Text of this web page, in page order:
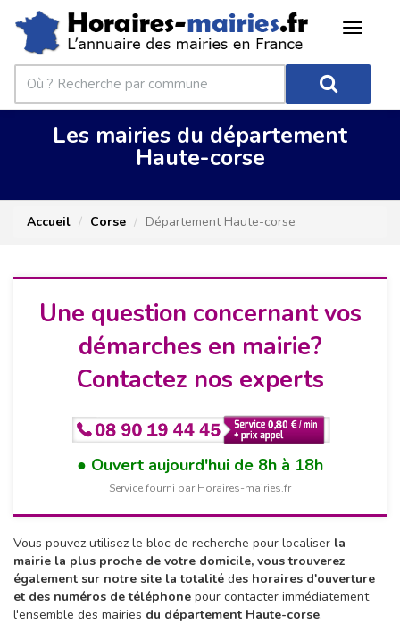
Les mairies du département
Haute-corse
Accueil Corse Département Haute-corse
Une question concernant vos
démarches en mairie?
Contactez nos experts
Ouvert aujourd'hui de 8h à 18h
Service fourni par Horaires-mairies.fr
Vous pouvez utilisez le bloc de recherche pour localiser la
mairie la plus proche de votre domicile, vous trouverez
également sur notre site la totalité des horaires d'ouverture
et des numéros de téléphone pour contacter immédiatement
l'ensemble des mairies du département Haute-corse.